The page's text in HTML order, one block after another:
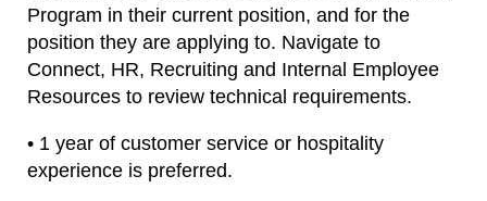
Program in their current position, and for the
position they are applying to. Navigate to
Connect, HR, Recruiting and Internal Employee
Resources to review technical requirements.
• 1 year of customer service or hospitality
experience is preferred.